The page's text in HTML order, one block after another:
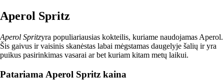
Aperol Spritz
Aperol Spritzyra populiariausias kokteilis, kuriame naudojamas Aperol.
Šis gaivus ir vaisinis skanėstas labai mėgstamas daugelyje šalių ir yra
puikus pasirinkimas vasarai ar bet kuriam kitam metų laikui.
Patariama Aperol Spritz kaina